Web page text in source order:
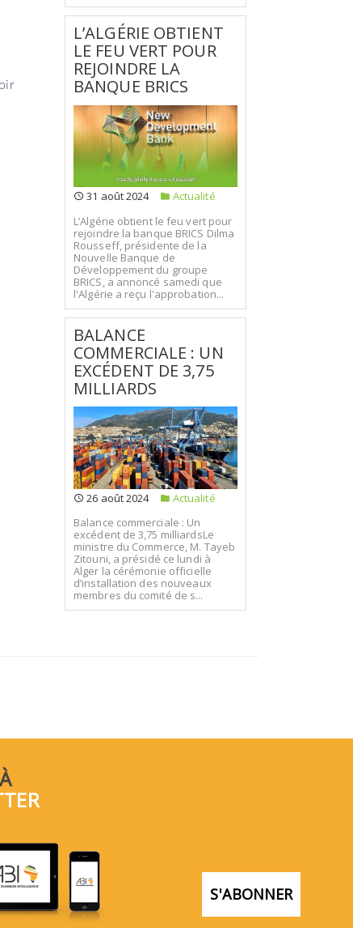
L’ALGÉRIE OBTIENT
LE FEU VERT POUR
REJOINDRE LA
BANQUE BRICS
31 août 2024
Actualité
L’Algérie obtient le feu vert pour
rejoindre la banque BRICS Dilma
Rousseff, présidente de la
Nouvelle Banque de
Développement du groupe
BRICS, a annoncé samedi que
l'Algérie a reçu l'approbation...
BALANCE
COMMERCIALE : UN
EXCÉDENT DE 3,75
MILLIARDS
26 août 2024
Actualité
Balance commerciale : Un
excédent de 3,75 milliardsLe
ministre du Commerce, M. Tayeb
Zitouni, a présidé ce lundi à
Alger la cérémonie officielle
d’installation des nouveaux
membres du comité de s...
S'ABONNER